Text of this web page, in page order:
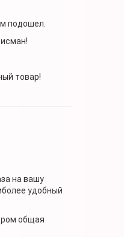
подошел.
товар!
на вашу
удобный
общая